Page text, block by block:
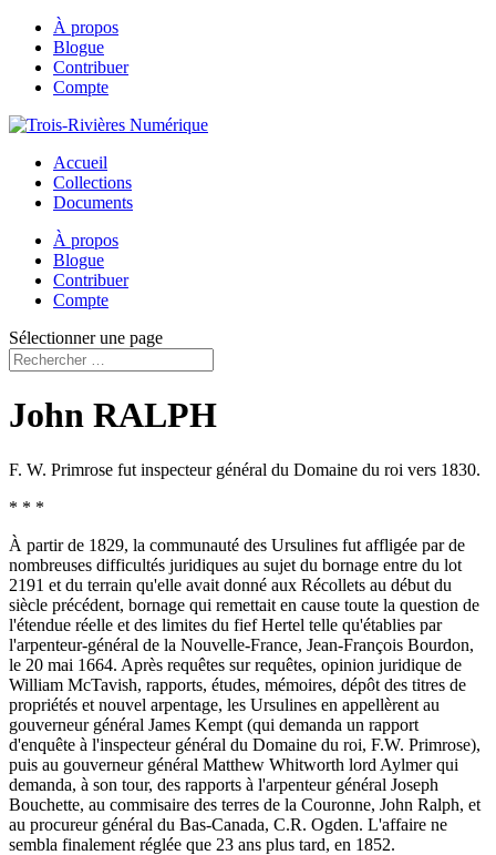
À propos
Blogue
Contribuer
Compte
Accueil
Collections
Documents
À propos
Blogue
Contribuer
Compte
Sélectionner une page
John RALPH
F. W. Primrose fut inspecteur général du Domaine du roi vers 1830.
* * *
À partir de 1829, la communauté des Ursulines fut affligée par de
nombreuses difficultés juridiques au sujet du bornage entre du lot
2191 et du terrain qu'elle avait donné aux Récollets au début du
siècle précédent, bornage qui remettait en cause toute la question de
l'étendue réelle et des limites du fief Hertel telle qu'établies par
l'arpenteur-général de la Nouvelle-France, Jean-François Bourdon,
le 20 mai 1664. Après requêtes sur requêtes, opinion juridique de
William McTavish, rapports, études, mémoires, dépôt des titres de
propriétés et nouvel arpentage, les Ursulines en appellèrent au
gouverneur général James Kempt (qui demanda un rapport
d'enquête à l'inspecteur général du Domaine du roi, F.W. Primrose),
puis au gouverneur général Matthew Whitworth lord Aylmer qui
demanda, à son tour, des rapports à l'arpenteur général Joseph
Bouchette, au commisaire des terres de la Couronne, John Ralph, et
au procureur général du Bas-Canada, C.R. Ogden. L'affaire ne
sembla finalement réglée que 23 ans plus tard, en 1852.